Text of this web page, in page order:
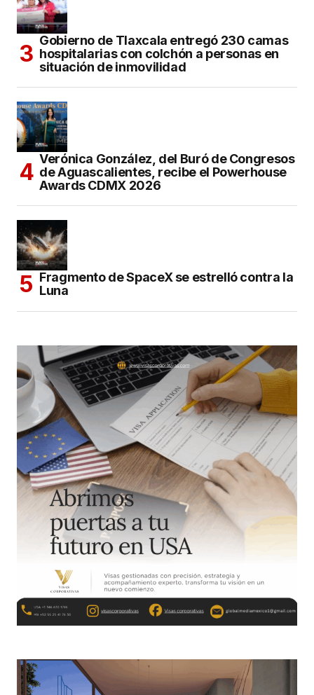
Gobierno de Tlaxcala entregó 230 camas
hospitalarias con colchón a personas en
situación de inmovilidad
Verónica González, del Buró de Congresos
de Aguascalientes, recibe el Powerhouse
Awards CDMX 2026
Fragmento de SpaceX se estrelló contra la
Luna